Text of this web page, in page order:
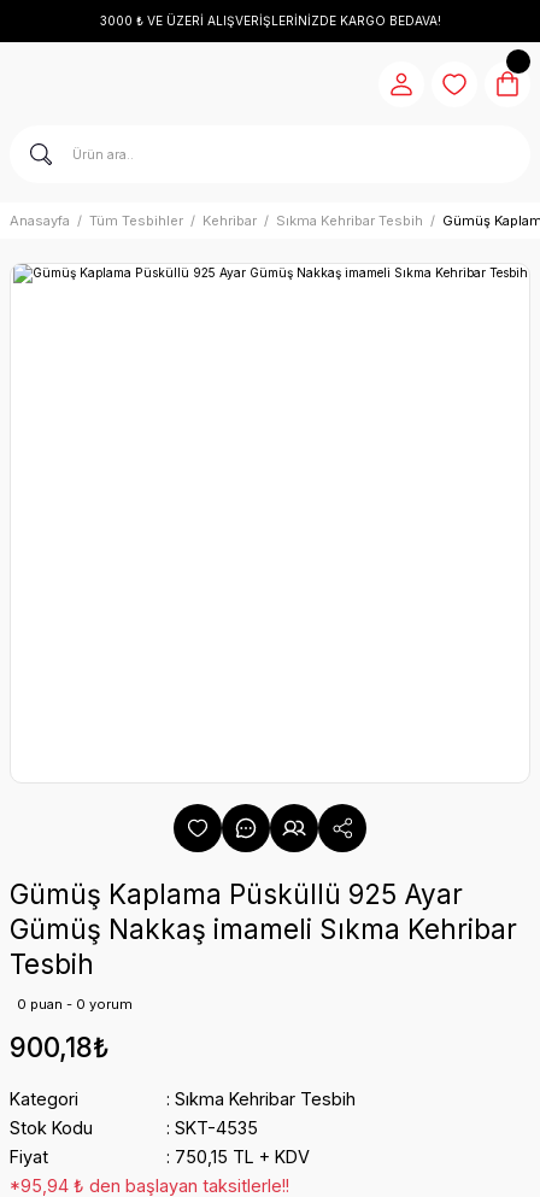
3000 ₺ VE ÜZERİ ALIŞVERİŞLERİNİZDE KARGO BEDAVA!
Anasayfa Tüm Tesbihler Kehribar Sıkma Kehribar Tesbih Gümüş
Gümüş Kaplama Püsküllü 925 Ayar
Gümüş Nakkaş imameli Sıkma Kehribar
Tesbih
0 puan - 0 yorum
900,18₺
Kategori
Sıkma Kehribar Tesbih
Stok Kodu
SKT-4535
Fiyat
750,15 TL + KDV
*95,94 ₺ den başlayan taksitlerle!!